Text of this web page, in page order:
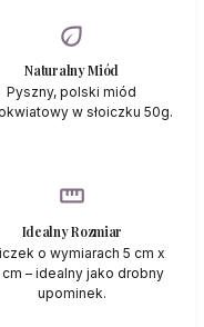
eco
Naturalny Miód
Pyszny, polski miód
w słoiczku 50g.
straighten
Idealny Rozmiar
o wymiarach 5 cm x
cm – idealny jako drobny
upominek.